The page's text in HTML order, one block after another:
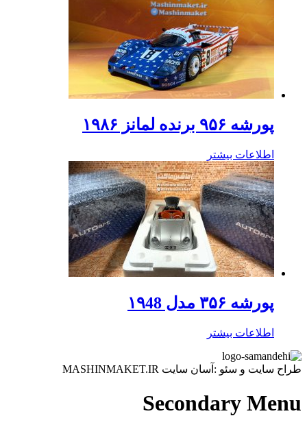
پورشه ۹۵۶ برنده لمانز ۱۹۸۶
اطلاعات بیشتر
پورشه ۳۵۶ مدل ۱۹48
اطلاعات بیشتر
طراح سایت و سئو :آسان سایت MASHINMAKET.IR
Secondary Menu